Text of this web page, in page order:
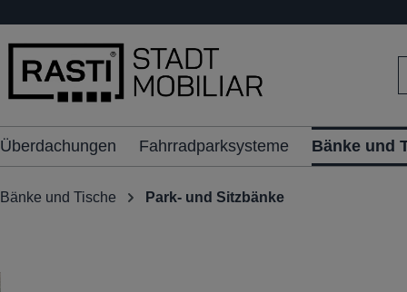
springen
Überdachungen Fahrradparksysteme Bänke und
Bänke und Tische Park- und Sitzbänke